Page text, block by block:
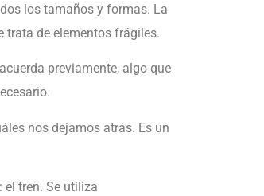
los tamaños y formas. La
trata de elementos frágiles.
previamente, algo que
nos dejamos atrás. Es un
tren. Se utiliza